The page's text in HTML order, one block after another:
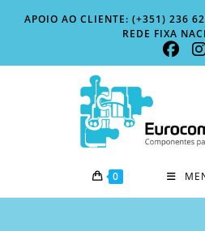
APOIO AO CLIENTE: (+351) 236
REDE FIXA
0